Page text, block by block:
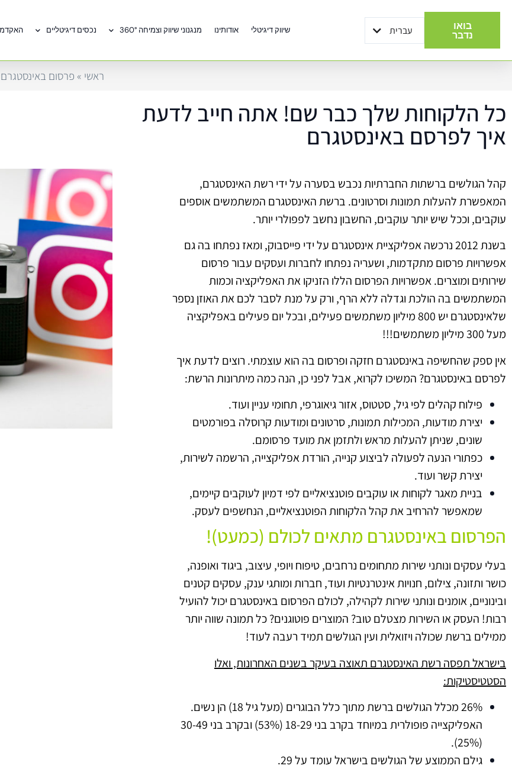
שיווק דיגיטלי אודותינו מנגנוני שיווק וצמיחה 360° נכסים דיגיטליים עברית
English
בואו
נדבר
ראשי » פרסום באינסטגרם
כל הלקוחות שלך כבר שם! אתה חייב לדעת
איך לפרסם באינסטגרם
קהל הגולשים ברשתות החברתיות נכבש בסערה על ידי רשת האינסטגרם,
המאפשרת להעלות תמונות וסרטונים. ברשת האינסטגרם המשתמשים אוספים
עוקבים, וככל שיש יותר עוקבים, החשבון נחשב לפפולרי יותר.
בשנת 2012 נרכשה אפליקציית אינסטגרם על ידי פייסבוק, ומאז נפתחו בה גם
אפשרויות פרסום מתקדמות, ושעריה נפתחו לחברות ועסקים עבור פרסום
שירותים ומוצרים. אפשרויות הפרסום הללו הזניקו את האפליקציה וכמות
המשתמשים בה הולכת וגדלה ללא הרף, ורק על מנת לסבר לכם את האוזן נספר
שלאינסטגרם יש 800 מיליון משתמשים פעילים, ובכל יום פעילים באפליקציה
מעל 300 מיליון משתמשים!!!
אין ספק שהחשיפה באינסטגרם חזקה ופרסום בה הוא עוצמתי. רוצים לדעת איך
לפרסם באינסטגרם? המשיכו לקרוא, אבל לפני כן, הנה כמה מיתרונות הרשת:
פילוח קהלים לפי גיל, סטטוס, אזור גיאוגרפי, תחומי עניין ועוד.
יצירת מודעות, המכילות תמונות, סרטונים ומודעות קרוסלה בפורמטים
שונים, שניתן להעלות מראש ולתזמן את מועד פרסומם.
כפתורי הנעה לפעולה לביצוע קנייה, הורדת אפליקצייה, הרשמה לשירות,
יצירת קשר ועוד.
בניית מאגר לקוחות או עוקבים פוטנציאליים לפי דמיון לעוקבים קיימים,
שמאפשר להרחיב את קהל הלקוחות הפוטנציאליים, הנחשפים לעסק.
הפרסום באינסטגרם מתאים לכולם (כמעט)!
בעלי עסקים ונותני שירות מתחומים נרחבים, טיפוח ויופי, עיצוב, ביגוד ואופנה,
כושר ותזונה, צילום, חנויות אינטרנטיות ועוד, חברות ומותגי ענק, עסקים קטנים
ובינוניים, אומנים ונותני שירות לקהילה, לכולם הפרסום באינסטגרם יכול להועיל
רבות! העסק או השירות מצטלם טוב? המוצרים פוטוגנים? כל תמונה שווה יותר
ממילים ברשת שכולה ויזואלית ועין הגולשים תמיד רעבה לעוד!
בישראל תפסה רשת האינסטגרם תאוצה בעיקר בשנים האחרונות, ואלו
הסטטיסטיקות:
26% מכלל הגולשים ברשת מתוך כלל הבוגרים (מעל גיל 18) הן נשים.
האפליקצייה פופולרית במיוחד בקרב בני 18-29 (53%) ובקרב בני 30-49
(25%).
גילם הממוצע של הגולשים בישראל עומד על 29.